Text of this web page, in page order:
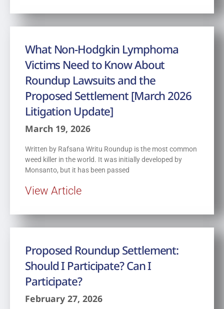
What Non-Hodgkin Lymphoma
Victims Need to Know About
Roundup Lawsuits and the
Proposed Settlement [March 2026
Litigation Update]
March 19, 2026
Written by Rafsana Writu Roundup is the most common
weed killer in the world. It was initially developed by
Monsanto, but it has been passed
View Article
Proposed Roundup Settlement:
Should I Participate? Can I
Participate?
February 27, 2026